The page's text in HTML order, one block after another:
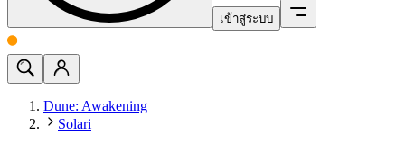
เข้าสู่ระบบ
Dune: Awakening
Solari